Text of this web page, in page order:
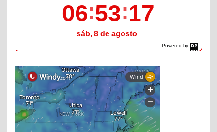
Powered by
DaysPedia.com
06 53 19
sáb, 8 de agosto